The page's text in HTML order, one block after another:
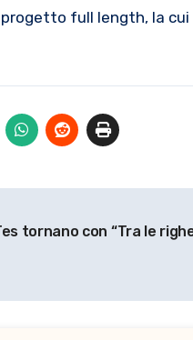
progetto full length, la
tornano con “Tra le